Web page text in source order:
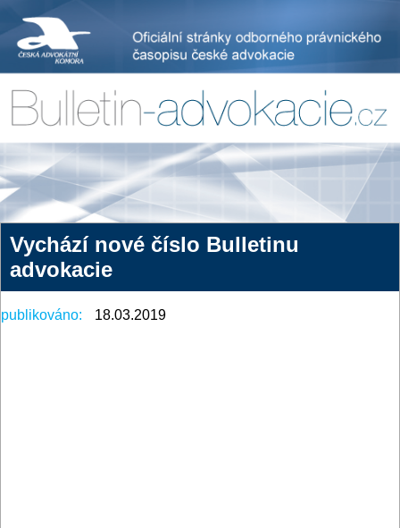
Vychází nové číslo Bulletinu
advokacie
publikováno: 18.03.2019